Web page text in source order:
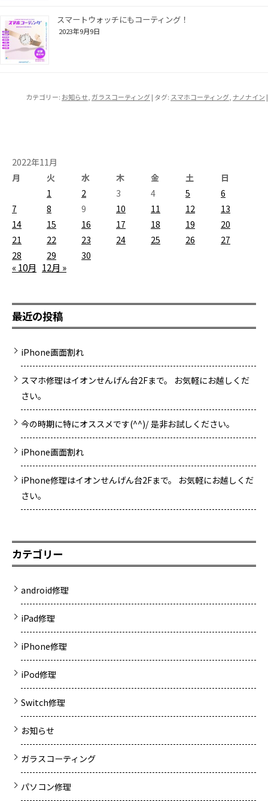
スマートウォッチにもコーティング！
2023年9月9日
カテゴリー: お知らせ ガラスコーティング| タグ: スマホコーティング ナノナイン |
2022年11月
月
火 水 木 金 土
日
1
2 3 4 5
6
7
8 9 10 11 12
13
14
15 16 17 18 19
20
21
22 23 24 25 26
27
28
29 30
« 10月 12月 »
最近の投稿
iPhone画面割れ
スマホ修理はイオンせんげん台2Fまで。 お気軽にお越しくだ
さい。
今の時期に特にオススメです(^^)/ 是非お試しください。
iPhone画面割れ
iPhone修理はイオンせんげん台2Fまで。 お気軽にお越しくだ
さい。
カテゴリー
android修理
iPad修理
iPhone修理
iPod修理
Switch修理
お知らせ
ガラスコーティング
パソコン修理